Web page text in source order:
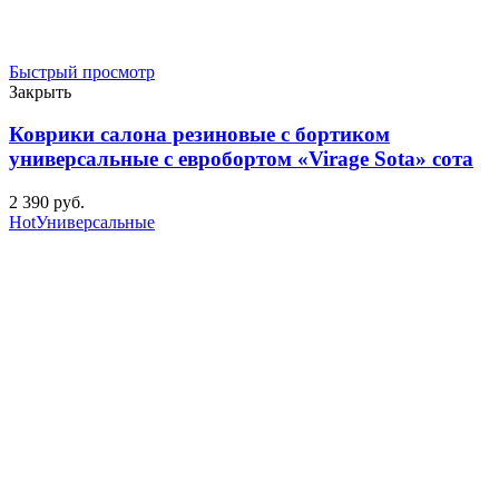
Быстрый просмотр
Закрыть
Коврики салона резиновые с бортиком
универсальные с евробортом «Virage Sota» сота
2 390 руб.
HotУниверсальные